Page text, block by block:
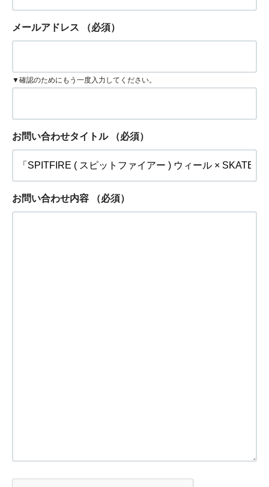
メールアドレス （必須）
▼確認のためにもう一度入力してください。
お問い合わせタイトル （必須）
お問い合わせ内容 （必須）